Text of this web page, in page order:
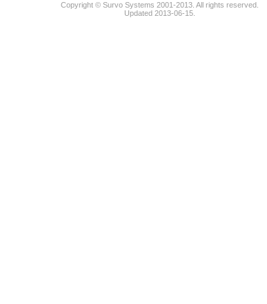
Copyright © Survo Systems 2001-2013. All rights reserved.
Updated 2013-06-15.